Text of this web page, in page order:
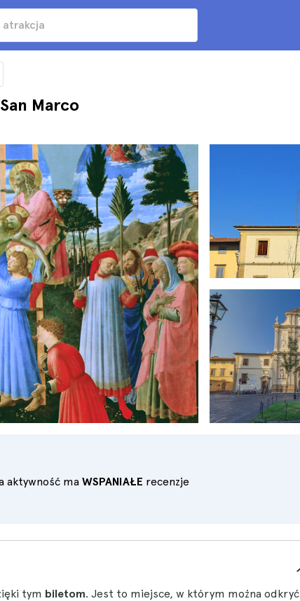
Marco
aktywność ma WSPANIAŁE recenzje
tym biletom. Jest to miejsce, w którym można odkryć